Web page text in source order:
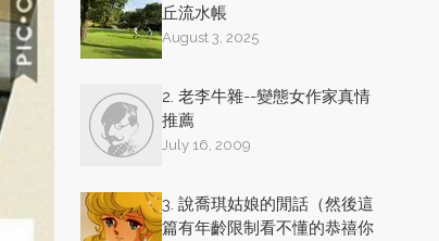
丘流水帳
August 3, 2025
2. 老李牛雜--變態女作家真情
推薦
July 16, 2009
3. 說喬琪姑娘的閒話（然後這
篇有年齡限制看不懂的恭禧你